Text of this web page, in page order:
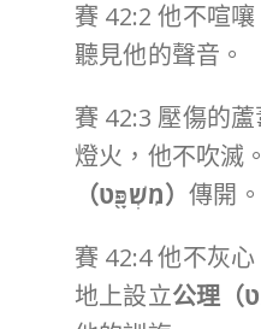
賽 42:2 他不喧
聽見他的聲音。
賽 42:3 壓傷的
燈火，他不吹滅
（מִשְׁפָּ֖ט）傳開。
賽 42:4 他不灰
地上設立公理（